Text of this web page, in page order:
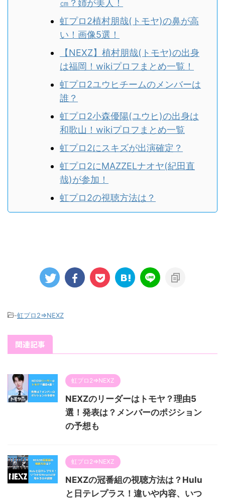
㎝？姉が美人！
虹プロ2植村朋哉(トモヤ)の鼻が高
い！画像5選！
【NEXZ】植村朋哉(トモヤ)の出身
は福岡！wikiプロフまとめ一覧！
虹プロ2ユウヒチームのメンバーは
誰？
虹プロ2小森優陽(ユウヒ)の出身は
和歌山！wikiプロフまとめ一覧
虹プロ2にスキズが出演確定？
虹プロ2にMAZZELナオヤ(紀田直
哉)が参加！
虹プロ2の視聴方法は？
-虹プロ2⇒NEXZ
関連記事
虹プロ2⇒NEXZ
NEXZのリーダーはトモヤ？理由5
選！発表は？メンバーのポジション
の予想も
虹プロ2⇒NEXZ
NEXZの冠番組の視聴方法は？Hulu
と日テレプラス！違いや内容、いつ